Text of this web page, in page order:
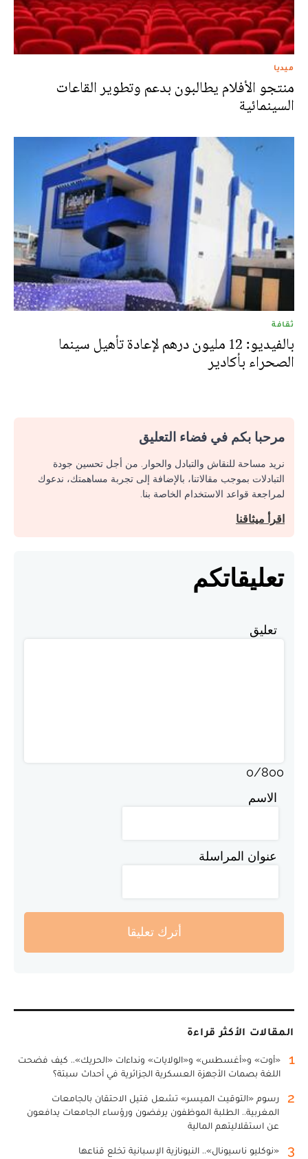
ميديا
منتجو الأفلام يطالبون بدعم وتطوير القاعات
السينمائية
ثقافة
بالفيديو: 12 مليون درهم لإعادة تأهيل سينما
الصحراء بأكادير
مرحبا بكم في فضاء التعليق
نريد مساحة للنقاش والتبادل والحوار. من أجل تحسين جودة
التبادلات بموجب مقالاتنا، بالإضافة إلى تجربة مساهمتك، ندعوك
لمراجعة قواعد الاستخدام الخاصة بنا.
اقرأ ميثاقنا
تعليقاتكم
تعليق
0/800
الاسم
عنوان المراسلة
أترك تعليقا
المقالات الأكثر قراءة
1
«أوت» و«أغسطس» و«الولايات» ونداءات «الحريك».. كيف فضحت
اللغة بصمات الأجهزة العسكرية الجزائرية في أحداث سبتة؟
2
رسوم «التوقيت الميسر» تشعل فتيل الاحتقان بالجامعات
المغربية.. الطلبة الموظفون يرفضون ورؤساء الجامعات يدافعون
عن استقلاليتهم المالية
3 «نوكليو ناسيونال».. النيونازية الإسبانية تخلع قناعها